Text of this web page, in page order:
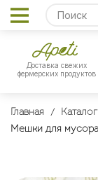
Доставка свежих
фермерских продуктов
Главная Каталог
Мешки для